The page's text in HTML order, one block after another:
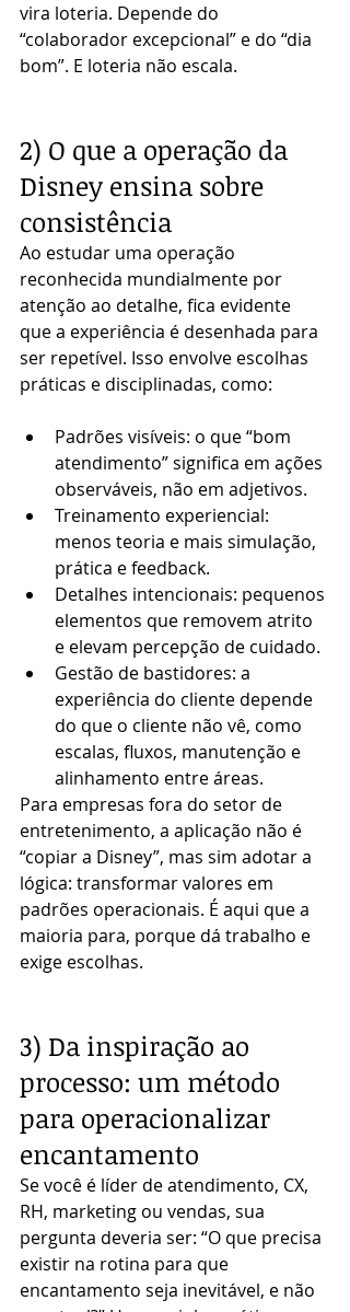
vira loteria. Depende do
“colaborador excepcional” e do “dia
bom”. E loteria não escala.
2) O que a operação da
Disney ensina sobre
consistência
Ao estudar uma operação
reconhecida mundialmente por
atenção ao detalhe, fica evidente
que a experiência é desenhada para
ser repetível. Isso envolve escolhas
práticas e disciplinadas, como:
Padrões visíveis: o que “bom
atendimento” significa em ações
observáveis, não em adjetivos.
Treinamento experiencial:
menos teoria e mais simulação,
prática e feedback.
Detalhes intencionais: pequenos
elementos que removem atrito
e elevam percepção de cuidado.
Gestão de bastidores: a
experiência do cliente depende
do que o cliente não vê, como
escalas, fluxos, manutenção e
alinhamento entre áreas.
Para empresas fora do setor de
entretenimento, a aplicação não é
“copiar a Disney”, mas sim adotar a
lógica: transformar valores em
padrões operacionais. É aqui que a
maioria para, porque dá trabalho e
exige escolhas.
3) Da inspiração ao
processo: um método
para operacionalizar
encantamento
Se você é líder de atendimento, CX,
RH, marketing ou vendas, sua
pergunta deveria ser: “O que precisa
existir na rotina para que
encantamento seja inevitável, e não